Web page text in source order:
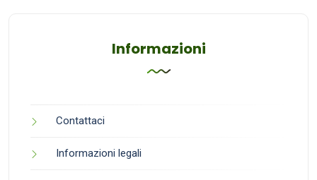
Informazioni
Contattaci
Informazioni legali